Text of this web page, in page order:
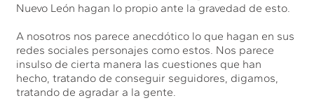
Nuevo León hagan lo propio ante la gravedad de esto.
A nosotros nos parece anecdótico lo que hagan en sus
redes sociales personajes como estos. Nos parece
insulso de cierta manera las cuestiones que han
hecho, tratando de conseguir seguidores, digamos,
tratando de agradar a la gente.